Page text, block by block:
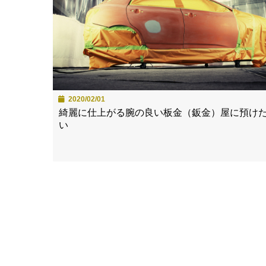
2020/02/01
綺麗に仕上がる腕の良い板金（鈑金）屋に預け
い